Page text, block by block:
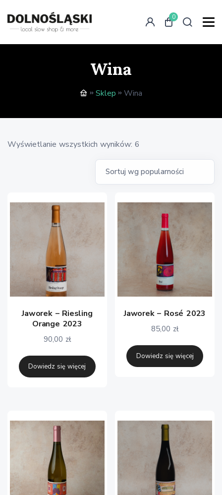
0
Wina
Sklep Wina
Wyświetlanie wszystkich wyników: 6
według
popularności
Jaworek – Riesling
Orange 2023
90,00 zł
Dowiedz się więcej
Jaworek – Rosé 2023
85,00 zł
Dowiedz się więcej